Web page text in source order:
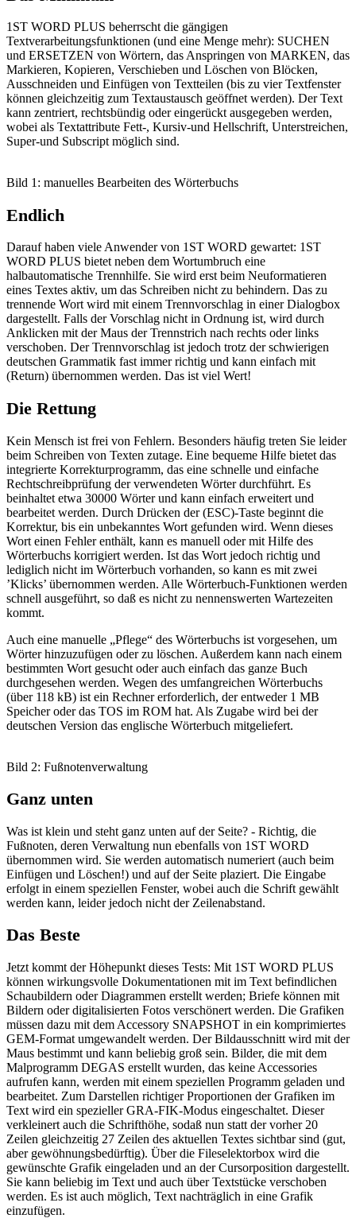
1ST WORD PLUS beherrscht die gängigen
Textverarbeitungsfunktionen (und eine Menge mehr): SUCHEN
und ERSETZEN von Wörtern, das Anspringen von MARKEN, das
Markieren, Kopieren, Verschieben und Löschen von Blöcken,
Ausschneiden und Einfügen von Textteilen (bis zu vier Textfenster
können gleichzeitig zum Textaustausch geöffnet werden). Der Text
kann zentriert, rechtsbündig oder eingerückt ausgegeben werden,
wobei als Textattribute Fett-, Kursiv-und Hellschrift, Unterstreichen,
Super-und Subscript möglich sind.
Bild 1: manuelles Bearbeiten des Wörterbuchs
Endlich
Darauf haben viele Anwender von 1ST WORD gewartet: 1ST
WORD PLUS bietet neben dem Wortumbruch eine
halbautomatische Trennhilfe. Sie wird erst beim Neuformatieren
eines Textes aktiv, um das Schreiben nicht zu behindern. Das zu
trennende Wort wird mit einem Trennvorschlag in einer Dialogbox
dargestellt. Falls der Vorschlag nicht in Ordnung ist, wird durch
Anklicken mit der Maus der Trennstrich nach rechts oder links
verschoben. Der Trennvorschlag ist jedoch trotz der schwierigen
deutschen Grammatik fast immer richtig und kann einfach mit
(Return) übernommen werden. Das ist viel Wert!
Die Rettung
Kein Mensch ist frei von Fehlern. Besonders häufig treten Sie leider
beim Schreiben von Texten zutage. Eine bequeme Hilfe bietet das
integrierte Korrekturprogramm, das eine schnelle und einfache
Rechtschreibprüfung der verwendeten Wörter durchführt. Es
beinhaltet etwa 30000 Wörter und kann einfach erweitert und
bearbeitet werden. Durch Drücken der (ESC)-Taste beginnt die
Korrektur, bis ein unbekanntes Wort gefunden wird. Wenn dieses
Wort einen Fehler enthält, kann es manuell oder mit Hilfe des
Wörterbuchs korrigiert werden. Ist das Wort jedoch richtig und
lediglich nicht im Wörterbuch vorhanden, so kann es mit zwei
’Klicks’ übernommen werden. Alle Wörterbuch-Funktionen werden
schnell ausgeführt, so daß es nicht zu nennenswerten Wartezeiten
kommt.
Auch eine manuelle „Pflege“ des Wörterbuchs ist vorgesehen, um
Wörter hinzuzufügen oder zu löschen. Außerdem kann nach einem
bestimmten Wort gesucht oder auch einfach das ganze Buch
durchgesehen werden. Wegen des umfangreichen Wörterbuchs
(über 118 kB) ist ein Rechner erforderlich, der entweder 1 MB
Speicher oder das TOS im ROM hat. Als Zugabe wird bei der
deutschen Version das englische Wörterbuch mitgeliefert.
Bild 2: Fußnotenverwaltung
Ganz unten
Was ist klein und steht ganz unten auf der Seite? - Richtig, die
Fußnoten, deren Verwaltung nun ebenfalls von 1ST WORD
übernommen wird. Sie werden automatisch numeriert (auch beim
Einfügen und Löschen!) und auf der Seite plaziert. Die Eingabe
erfolgt in einem speziellen Fenster, wobei auch die Schrift gewählt
werden kann, leider jedoch nicht der Zeilenabstand.
Das Beste
Jetzt kommt der Höhepunkt dieses Tests: Mit 1ST WORD PLUS
können wirkungsvolle Dokumentationen mit im Text befindlichen
Schaubildern oder Diagrammen erstellt werden; Briefe können mit
Bildern oder digitalisierten Fotos verschönert werden. Die Grafiken
müssen dazu mit dem Accessory SNAPSHOT in ein komprimiertes
GEM-Format umgewandelt werden. Der Bildausschnitt wird mit der
Maus bestimmt und kann beliebig groß sein. Bilder, die mit dem
Malprogramm DEGAS erstellt wurden, das keine Accessories
aufrufen kann, werden mit einem speziellen Programm geladen und
bearbeitet. Zum Darstellen richtiger Proportionen der Grafiken im
Text wird ein spezieller GRA-FIK-Modus eingeschaltet. Dieser
verkleinert auch die Schrifthöhe, sodaß nun statt der vorher 20
Zeilen gleichzeitig 27 Zeilen des aktuellen Textes sichtbar sind (gut,
aber gewöhnungsbedürftig). Über die Fileselektorbox wird die
gewünschte Grafik eingeladen und an der Cursorposition dargestellt.
Sie kann beliebig im Text und auch über Textstücke verschoben
werden. Es ist auch möglich, Text nachträglich in eine Grafik
einzufügen.